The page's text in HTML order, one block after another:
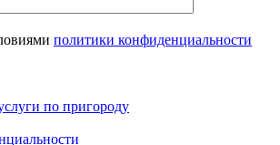
политики конфиденциальности
по пригороду